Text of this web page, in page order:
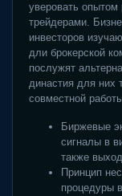
уверовать опытом
трейдерами.
инвесторов
дли брокерской
послужят
династия для них
совместной
Биржевые
сигналы в
также
Принцип
процедуры